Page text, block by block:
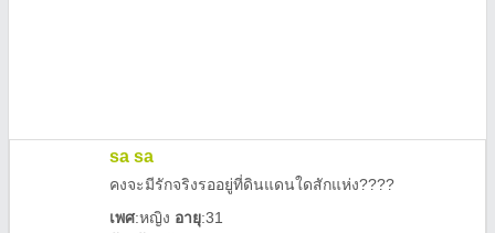
sa sa
คงจะมีรักจริงรออยู่ที่ดินแดนใดสักแห่ง????
เพศ:หญิง อายุ:31